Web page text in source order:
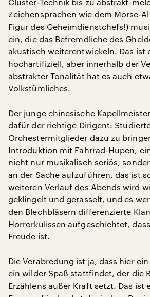
Zeichensprachen wie dem Morse-
Figur des Geheimdienstchefs!)
ein, die das Befremdliche des
akustisch weiterentwickeln. Das ist
hochartifiziell, aber innerhalb der
abstrakter Tonalität hat es auch
Volkstümliches.
Der junge chinesische
dafür der richtige Dirigent:
Orchestermitglieder dazu zu
Introduktion mit Fahrrad-Hupen,
nicht nur musikalisch seriös,
an der Sache aufzuführen, das ist
weiteren Verlauf des Abends wird
geklingelt und gerasselt, und es
den Blechbläsern differenzierte
Horrorkulissen aufgeschichtet,
Freude ist.
Die Verabredung ist ja, dass hier
ein wilder Spaß stattfindet, der die
Erzählens außer Kraft setzt. Das ist